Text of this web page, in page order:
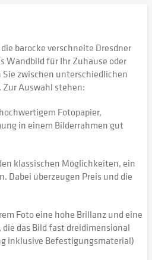
barocke verschneite Dresdner
Wandbild für Ihr Zuhause oder
zwischen unterschiedlichen
Auswahl stehen:
Fotopapier,
in einem Bilderrahmen gut
klassischen Möglichkeiten, ein
Dabei überzeugen Preis und die
Foto eine hohe Brillanz und eine
das Bild fast dreidimensional
inklusive Befestigungsmaterial)